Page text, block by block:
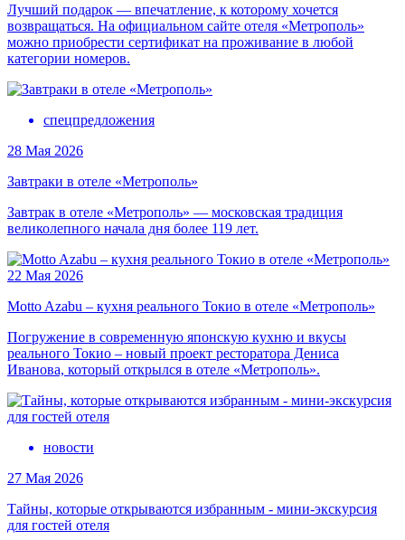
Лучший подарок — впечатление, к которому хочется
возвращаться. На официальном сайте отеля «Метрополь»
можно приобрести сертификат на проживание в любой
категории номеров.
спецпредложения
28 Мая 2026
Завтраки в отеле «Метрополь»
Завтрак в отеле «Метрополь» — московская традиция
великолепного начала дня более 119 лет.
22 Мая 2026
Motto Azabu – кухня реального Токио в отеле «Метрополь»
Погружение в современную японскую кухню и вкусы
реального Токио – новый проект ресторатора Дениса
Иванова, который открылся в отеле «Метрополь».
новости
27 Мая 2026
Тайны, которые открываются избранным - мини-экскурсия
для гостей отеля